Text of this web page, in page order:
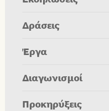
Δράσεις
Έργα
Διαγωνισμοί
Προκηρύξεις